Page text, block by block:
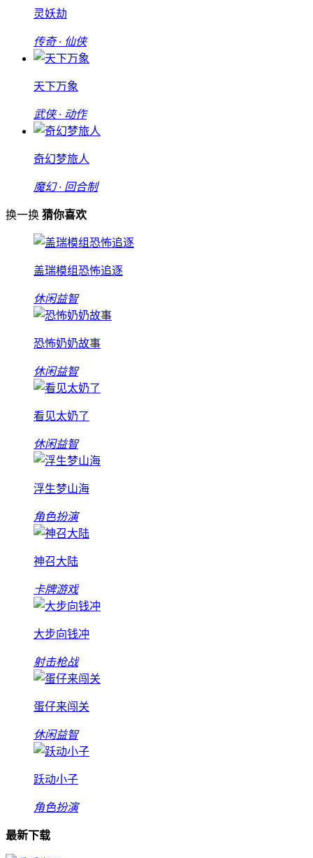
灵妖劫
传奇 · 仙侠
天下万象
武侠 · 动作
奇幻梦旅人
魔幻 · 回合制
换一换 猜你喜欢
盖瑞模组恐怖追逐
休闲益智
恐怖奶奶故事
休闲益智
看见太奶了
休闲益智
浮生梦山海
角色扮演
神召大陆
卡牌游戏
大步向钱冲
射击枪战
蛋仔来闯关
休闲益智
跃动小子
角色扮演
最新下载